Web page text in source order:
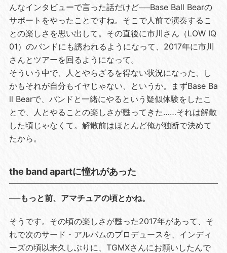
んなインタビューで言った話だけど──Base Ball Bearの
サポートをやったことですね。そこで人前で演奏するこ
との楽しさを思い出して。その直後に市川さん（LOW IQ
01）のバンドにも誘われるようになって、2017年に市川
さんとツアーを回るようになって。
そういう中で、人とやらざるを得ない状況になった、し
かもそれが自分もイヤじゃない、というか。まずBase Ba
ll Bearで、バンドと一緒にやるという疑似体験をしたこ
とで、人とやることの楽しさが甦ってきた……それは解散
した頃じゃなくて。解散前はほとんど俺が独断で決めて
たから。
the band apartに憧れがあった
──もっと前、アマチュアの頃とかね。
そうです。その頃の楽しさが甦った2017年があって、そ
れで次のサード・アルバムのプロデュースを、インディ
ーズの頃以来久しぶりに、TGMXさんにお願いしたんで